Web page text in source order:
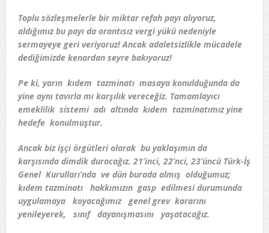
Toplu sözleşmelerle bir miktar refah payı alıyoruz,
aldığımız bu payı da orantısız vergi yükü nedeniyle
sermayeye geri veriyoruz! Ancak adaletsizlikle mücadele
dediğimizde kenardan seyre bakıyoruz!
Pe ki, yarın kıdem tazminatı masaya konulduğunda da
yine aynı tavırla mı karşılık vereceğiz. Tamamlayıcı
emeklilik sistemi adı altında kıdem tazminatımız yine
hedefe konulmuştur.
Ancak biz işçi örgütleri olarak bu yaklaşımın da
karşısında dimdik duracağız. 21’inci, 22’nci, 23’üncü Türk-İş
Genel Kurulları’nda ve dün burada almış olduğumuz;
kıdem tazminatı hakkımızın gasp edilmesi durumunda
uygulamaya koyacağımız genel grev kararını
yenileyerek, sınıf dayanışmasını yaşatacağız.